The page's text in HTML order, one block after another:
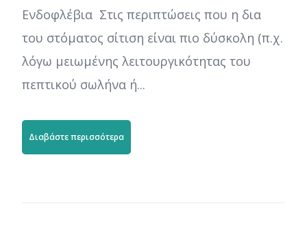
Ενδοφλέβια Στις περιπτώσεις που η δια
του στόματος σίτιση είναι πιο δύσκολη (π.χ.
λόγω μειωμένης λειτουργικότητας του
πεπτικού σωλήνα ή...
Διαβάστε περισσότερα